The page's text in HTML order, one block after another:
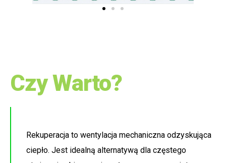
Czy Warto?
Rekuperacja to wentylacja mechaniczna odzyskująca
ciepło. Jest idealną alternatywą dla częstego